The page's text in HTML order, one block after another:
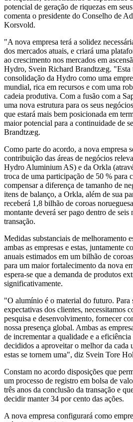
potencial de geração de riquezas em
comenta o presidente do Conselho de
Korsvold.
"A nova empresa terá a solidez
dos mercados atuais, e criará uma
ao crescimento nos mercados em
Hydro, Svein Richard Brandtzæg. "Esta
consolidação da Hydro como uma
mundial, rica em recursos e com uma
cadeia produtiva. Com a fusão com a
uma nova estrutura para os seus
que estará mais bem posicionada em
maior potencial para a continuidade de
Brandtzæg.
Como parte do acordo, a nova empresa
contribuição das áreas de negócios
Hydro Aluminium AS) e da Orkla
troca de uma participação de 50 % para
compensar a diferença de tamanho de
itens de balanço, a Orkla, além de sua
receberá 1,8 bilhão de coroas
montante deverá ser pago dentro de seis
transação.
Medidas substanciais de melhoramento
ambas as empresas e estas, juntamente
anuais estimados em um bilhão de
para um maior fortalecimento da nova
espera-se que a demanda de produtos
significativamente.
"O alumínio é o material do futuro. Para
expectativas dos clientes, necessitamos
pesquisa e desenvolvimento, fornecer
nossa presença global. Ambas as
de incrementar a qualidade e a eficiência
decididos a aproveitar o melhor da cada
estas se tornem uma", diz Svein Tore
Constam no acordo disposições que
um processo de registro em bolsa de
três anos da conclusão da transação e
decidir manter 34 por cento das ações.
A nova empresa configurará como